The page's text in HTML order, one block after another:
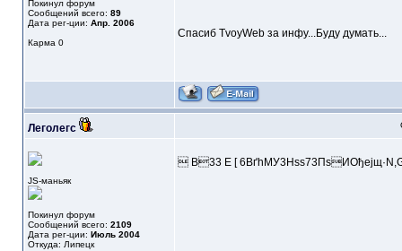
Покинул форум
Сообщений всего: 89
Дата рег-ции: Апр. 2006
Карма 0
Спасиб TvoyWeb за инфу...Буду думать...
Леголегс
JS-маньяк
Покинул форум
Сообщений всего: 2109
Дата рег-ции: Июль 2004
Откуда: Липецк
 B33 E [